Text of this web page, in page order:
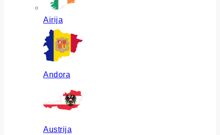
Airija
Andora
Austrija